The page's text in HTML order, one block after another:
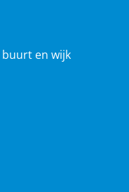
en wijk